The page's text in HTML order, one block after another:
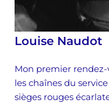
Louise Naudot
Mon premier
les chaînes du
sièges rouges